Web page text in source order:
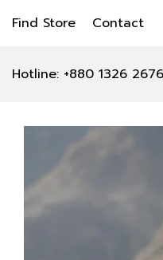
Find Store Contact
Hotline: +880 1326